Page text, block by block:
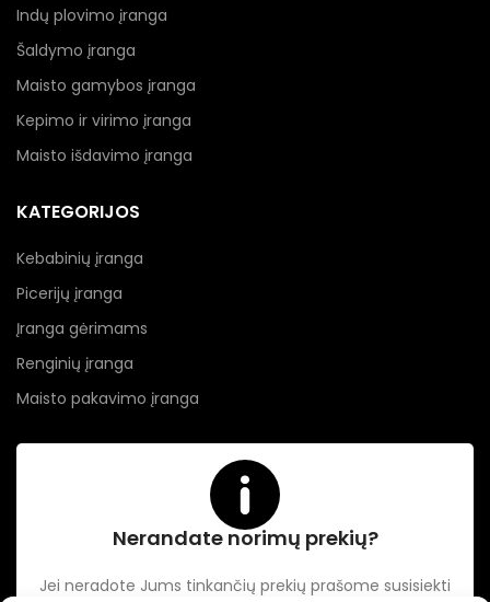
Indų plovimo įranga
Šaldymo įranga
Maisto gamybos įranga
Kepimo ir virimo įranga
Maisto išdavimo įranga
KATEGORIJOS
Kebabinių įranga
Picerijų įranga
Įranga gėrimams
Renginių įranga
Maisto pakavimo įranga
Nerandate norimų prekių?
Jei neradote Jums tinkančių prekių prašome susisiekti